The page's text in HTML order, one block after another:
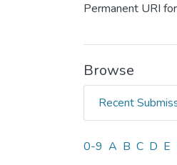
Permanent URI
Browse
Recent
Browsing
0-9 A B C D E